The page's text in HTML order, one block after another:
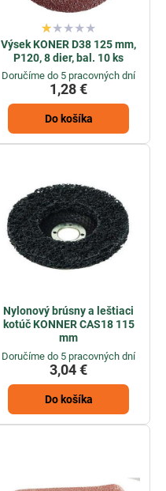
Výsek KONER D38 125 mm,
P120, 8 dier, bal. 10 ks
Doručíme do 5 pracovných dní
1,28 €
Do košíka
Nylonový brúsny a leštiaci
kotúč KONNER CAS18 115
mm
Doručíme do 5 pracovných dní
3,04 €
Do košíka